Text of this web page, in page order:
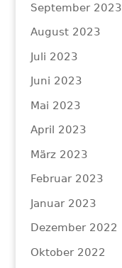
September 2023
August 2023
Juli 2023
Juni 2023
Mai 2023
April 2023
März 2023
Februar 2023
Januar 2023
Dezember 2022
Oktober 2022